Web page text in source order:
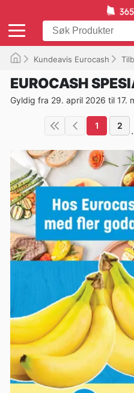
Kundeavis Eurocash
EUROCASH
Gyldig fra 29. april 2026 til 17.
1 2